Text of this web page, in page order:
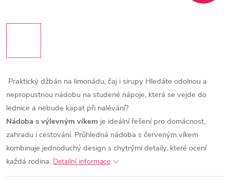
Praktický džbán na limonádu, čaj i sirupy Hledáte odolnou a
nepropustnou nádobu na studené nápoje, která se vejde do
lednice a nebude kapat při nalévání?
Nádoba s výlevným víkem je ideální řešení pro domácnost,
zahradu i cestování. Průhledná nádoba s červeným víkem
kombinuje jednoduchý design s chytrými detaily, které ocení
každá rodina. Detailní informace